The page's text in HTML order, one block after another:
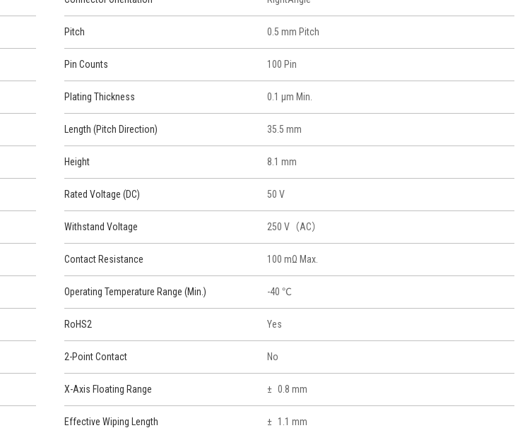
Pitch 0.5 mm Pitch
Pin Counts 100 Pin
Plating Thickness 0.1 μm Min.
Length (Pitch Direction) 35.5 mm
Height 8.1 mm
Rated Voltage (DC) 50 V
Withstand Voltage 250 V（AC）
Contact Resistance 100 mΩ Max.
Operating Temperature Range (Min.) -40 ℃
RoHS2 Yes
2-Point Contact No
X-Axis Floating Range 0.8 mm
Effective Wiping Length 1.1 mm